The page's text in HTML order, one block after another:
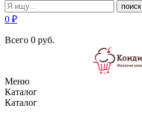
поиск
0 ₽
Всего 0 руб.
Меню
Каталог
Каталог